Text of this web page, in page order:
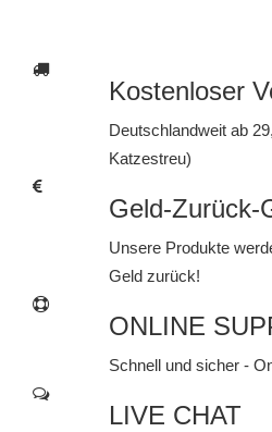
Kostenloser
Deutschlandweit ab
Katzestreu)
Geld-Zurück-
Unsere Produkte
Geld zurück!
ONLINE
Schnell und sicher -
LIVE CHAT